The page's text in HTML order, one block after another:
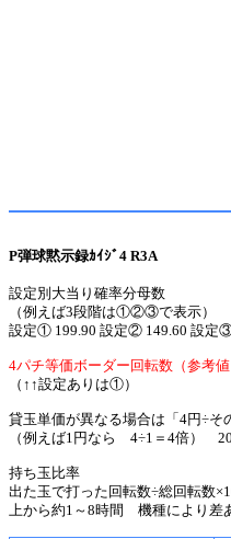
P弾球黙示録ｶｲｼﾞ4 R3A
設定別大当り確率分母数
（例えば3段階は①②③で表示）
設定① 199.90 設定② 149.60 設定
4パチ等価ボーダー回転数（参考値
（↑↑設定ありは①）
貸玉単価が異なる場合は「4円÷
（例えば1円なら 4÷1＝4倍）
持ち玉比率
出た玉で打った回転数÷総回転数
上から約1～8時間 機種により